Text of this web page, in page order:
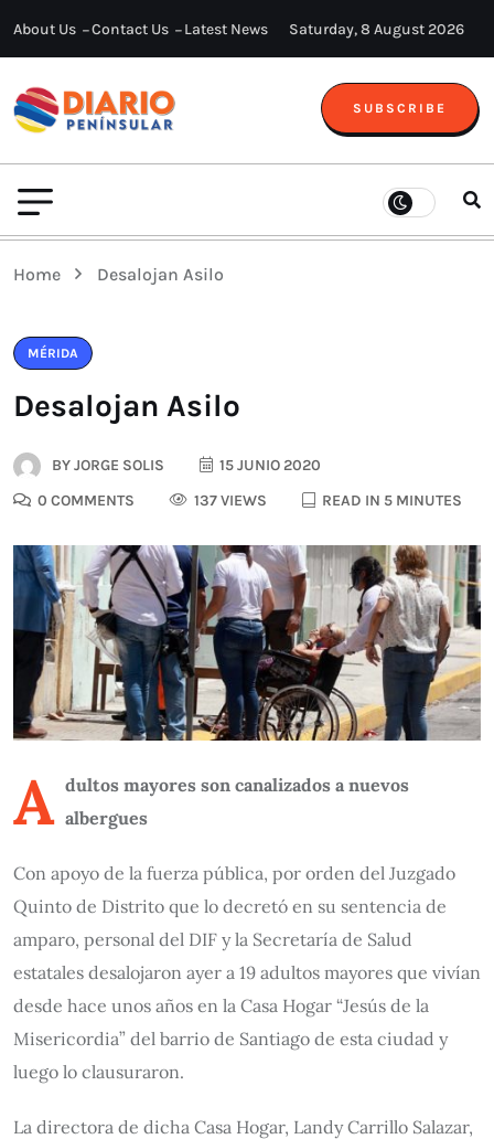
About Us Contact Us Latest News Saturday, 8 August 2026
SUBSCRIBE
Home Desalojan Asilo
MÉRIDA
Desalojan Asilo
BYJORGE SOLIS
15 JUNIO 2020
0 COMMENTS
137 VIEWS READ IN 5 MINUTES
A dultos mayores son canalizados a nuevos
albergues
Con apoyo de la fuerza pública, por orden del Juzgado
Quinto de Distrito que lo decretó en su sentencia de
amparo, personal del DIF y la Secretaría de Salud
estatales desalojaron ayer a 19 adultos mayores que vivían
desde hace unos años en la Casa Hogar “Jesús de la
Misericordia” del barrio de Santiago de esta ciudad y
luego lo clausuraron.
La directora de dicha Casa Hogar, Landy Carrillo Salazar,